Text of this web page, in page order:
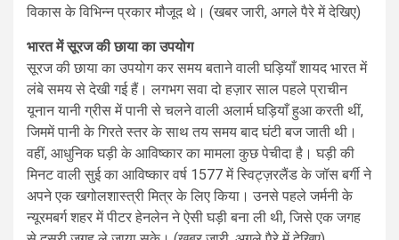
विकास के विभिन्न प्रकार मौजूद थे। (खबर जारी, अगले पैरे में देखिए)
भारत में सूरज की छाया का उपयोग
सूरज की छाया का उपयोग कर समय बताने वाली घड़ियाँ शायद भारत में
लंबे समय से देखी गई हैं। लगभग सवा दो हज़ार साल पहले प्राचीन
यूनान यानी ग्रीस में पानी से चलने वाली अलार्म घड़ियाँ हुआ करती थीं,
जिममें पानी के गिरते स्तर के साथ तय समय बाद घंटी बज जाती थी।
वहीं, आधुनिक घड़ी के आविष्कार का मामला कुछ पेचीदा है। घड़ी की
मिनट वाली सुई का आविष्कार वर्ष 1577 में स्विट्ज़रलैंड के जॉस बर्गी ने
अपने एक खगोलशास्त्री मित्र के लिए किया। उनसे पहले जर्मनी के
न्यूरमबर्ग शहर में पीटर हेनलेन ने ऐसी घड़ी बना ली थी, जिसे एक जगह